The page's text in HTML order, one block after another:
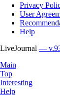
Privacy
User
Help
LiveJournal —
Main
Top
Interesting
Help